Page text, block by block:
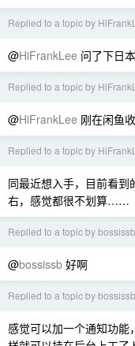
Replied to a topic by
@HiFrankLee 问了下日
Replied to a topic by
@HiFrankLee 刚在闲鱼
Replied to a topic by
同最近想入手，目前看
右，感觉都很不划算……
Replied to a topic by bossissb
@bossissb 好啊
Replied to a topic by bossissb
感觉可以加一个通知功能